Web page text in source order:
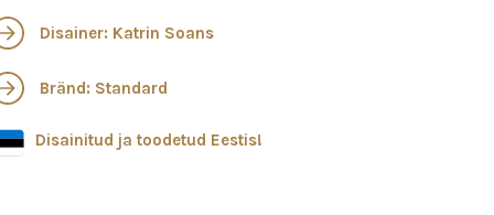
Disainer: Katrin Soans
Bränd: Standard
Disainitud ja toodetud Eestis!